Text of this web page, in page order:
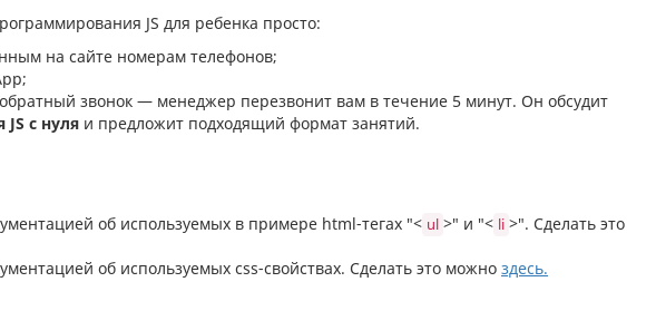
JS для ребенка просто:
на сайте номерам телефонов;
звонок — менеджер перезвонит вам в течение 5 минут. Он обсудит
JS с нуля и предложит подходящий формат занятий.
об используемых в примере html-тегах "< ul >" и "< li >". Сделать это
об используемых css-свойствах. Сделать это можно здесь.